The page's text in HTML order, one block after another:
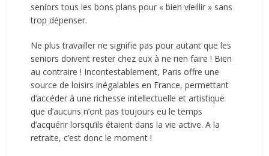
seniors tous les bons plans pour « bien vieillir » sans
trop dépenser.
Ne plus travailler ne signifie pas pour autant que les
seniors doivent rester chez eux à ne rien faire ! Bien
au contraire ! Incontestablement, Paris offre une
source de loisirs inégalables en France, permettant
d’accéder à une richesse intellectuelle et artistique
que d’aucuns n’ont pas toujours eu le temps
d’acquérir lorsqu’ils étaient dans la vie active. A la
retraite, c’est donc le moment !